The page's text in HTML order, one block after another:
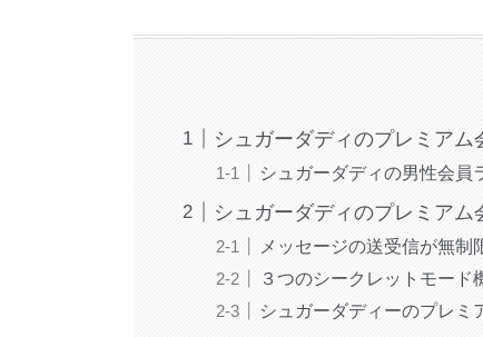
シュガーダディのプレミアム
シュガーダディの男性会員
シュガーダディのプレミアム
メッセージの送受信が無制
３つのシークレットモード
シュガーダディーのプレミ